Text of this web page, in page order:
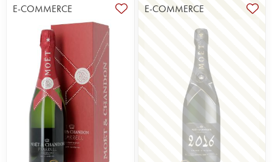
E-COMMERCE
E-COMMERCE